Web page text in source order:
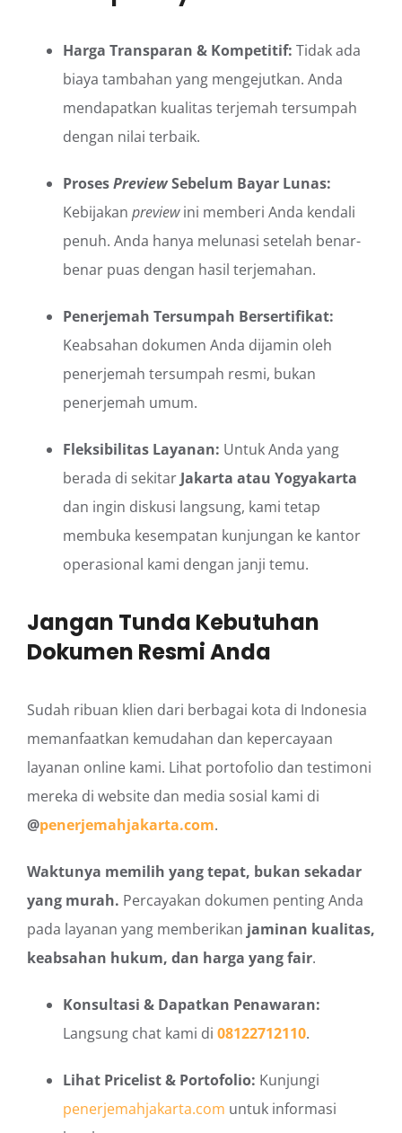
Harga Transparan & Kompetitif: Tidak ada
biaya tambahan yang mengejutkan. Anda
mendapatkan kualitas terjemah tersumpah
dengan nilai terbaik.
ProsesPreviewSebelum Bayar Lunas:
Kebijakan previewini memberi Anda kendali
penuh. Anda hanya melunasi setelah benar-
benar puas dengan hasil terjemahan.
Penerjemah Tersumpah Bersertifikat:
Keabsahan dokumen Anda dijamin oleh
penerjemah tersumpah resmi, bukan
penerjemah umum.
Fleksibilitas Layanan: Untuk Anda yang
berada di sekitar Jakarta atau Yogyakarta
dan ingin diskusi langsung, kami tetap
membuka kesempatan kunjungan ke kantor
operasional kami dengan janji temu.
Jangan Tunda Kebutuhan
Dokumen Resmi Anda
Sudah ribuan klien dari berbagai kota di Indonesia
memanfaatkan kemudahan dan kepercayaan
layanan online kami. Lihat portofolio dan testimoni
mereka di website dan media sosial kami di
@penerjemahjakarta.com.
Waktunya memilih yang tepat, bukan sekadar
yang murah. Percayakan dokumen penting Anda
pada layanan yang memberikan jaminan kualitas,
keabsahan hukum, dan harga yang fair.
Konsultasi & Dapatkan Penawaran:
Langsung chat kami di 08122712110.
Lihat Pricelist & Portofolio: Kunjungi
penerjemahjakarta.com untuk informasi